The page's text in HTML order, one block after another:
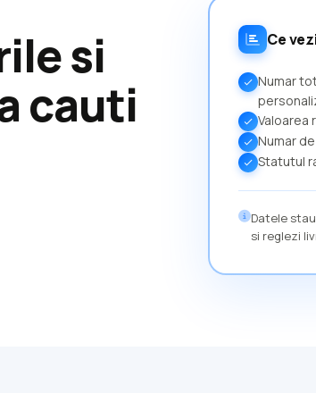
si
cauti
Ce
check Numar
check Valoarea
check Numar
check Statutul
Datele
si reglezi